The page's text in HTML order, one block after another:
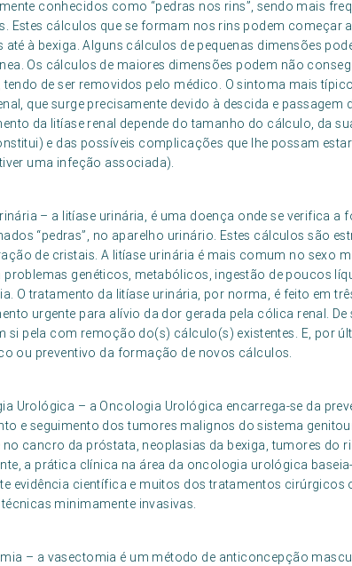
conhecidos como “pedras nos rins”, sendo mais
Estes cálculos que se formam nos rins podem começar
até à bexiga. Alguns cálculos de pequenas dimensões
Os cálculos de maiores dimensões podem não
de ser removidos pelo médico. O sintoma mais
que surge precisamente devido à descida e
da litíase renal depende do tamanho do cálculo, da
e das possíveis complicações que lhe possam
uma infeção associada).
– a litíase urinária, é uma doença onde se verifica
“pedras”, no aparelho urinário. Estes cálculos são
de cristais. A litíase urinária é mais comum no sexo
problemas genéticos, metabólicos, ingestão de poucos
O tratamento da litíase urinária, por norma, é feito em
urgente para alívio da dor gerada pela cólica renal.
si pela com remoção do(s) cálculo(s) existentes. E, por
ou preventivo da formação de novos cálculos.
Urológica – a Oncologia Urológica encarrega-se da
e seguimento dos tumores malignos do sistema
no cancro da próstata, neoplasias da bexiga, tumores do
a prática clínica na área da oncologia urológica
evidência científica e muitos dos tratamentos
minimamente invasivas.
– a vasectomia é um método de anticoncepção